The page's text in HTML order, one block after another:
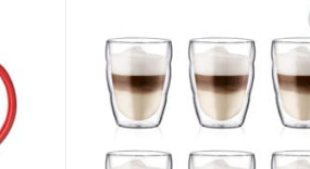
1005500000 25cm không chứa
không có chất độc hại nào từ sản
mang đến một vẻ đẹp độc đáo cho
đáo trên bàn tiệc của bạn. Hãy thể